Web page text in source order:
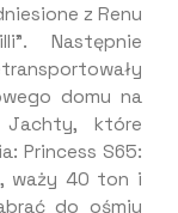
z Renu
Następnie
domu na
które
Princess S65:
waży 40 ton i
do ośmiu